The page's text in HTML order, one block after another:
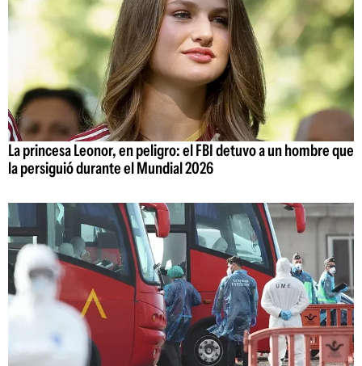
La princesa Leonor, en peligro: el FBI detuvo a un hombre que
la persiguió durante el Mundial 2026